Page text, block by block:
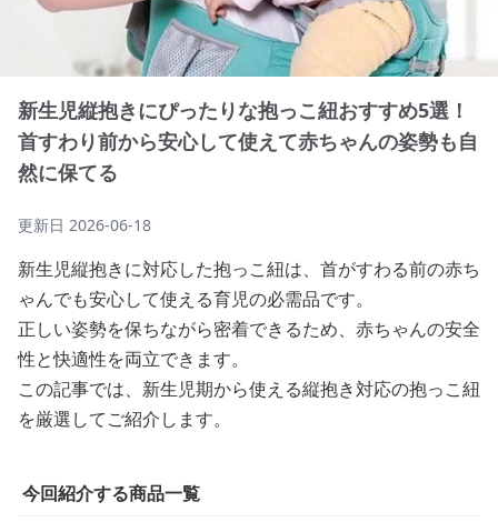
新生児縦抱きにぴったりな抱っこ紐おすすめ5選！
首すわり前から安心して使えて赤ちゃんの姿勢も自
然に保てる
更新日 2026-06-18
新生児縦抱きに対応した抱っこ紐は、首がすわる前の赤ち
ゃんでも安心して使える育児の必需品です。
正しい姿勢を保ちながら密着できるため、赤ちゃんの安全
性と快適性を両立できます。
この記事では、新生児期から使える縦抱き対応の抱っこ紐
を厳選してご紹介します。
今回紹介する商品一覧